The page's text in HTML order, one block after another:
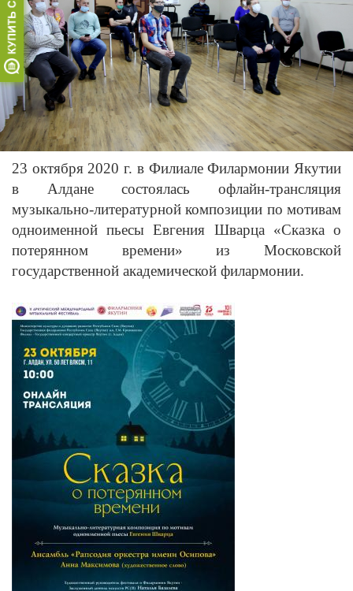
23 октября 2020 г. в Филиале Филармонии Якутии
в Алдане состоялась офлайн-трансляция
музыкально-литературной композиции по мотивам
одноименной пьесы Евгения Шварца «Сказка о
потерянном времени» из Московской
государственной академической филармонии.